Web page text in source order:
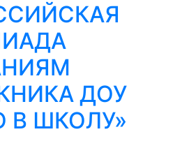
ДОУ
В ШКОЛУ»